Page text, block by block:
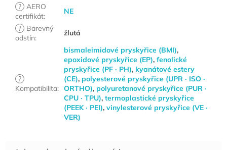
? AERO
certifikát:
NE
?
Barevný
odstín:
žlutá
?
Kompatibilita:
bismaleimidové pryskyřice (BMI),
epoxidové pryskyřice (EP), fenolické
pryskyřice (PF · PH), kyanátové estery
(CE), polyesterové pryskyřice (UPR · ISO ·
ORTHO), polyuretanové pryskyřice (PUR ·
CPU · TPU), termoplastické pryskyřice
(PEEK · PEI), vinylesterové pryskyřice (VE ·
VER)